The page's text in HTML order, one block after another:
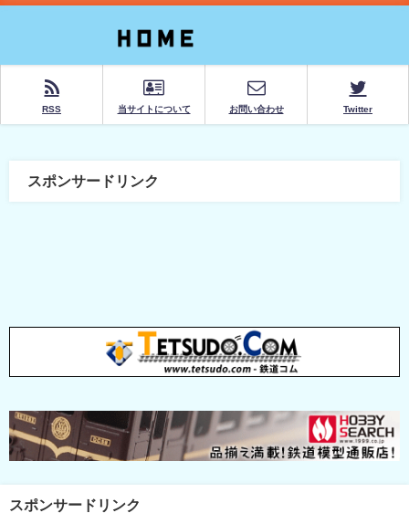
RSS 当サイトについて お問い合わせ Twitter
スポンサードリンク
スポンサードリンク